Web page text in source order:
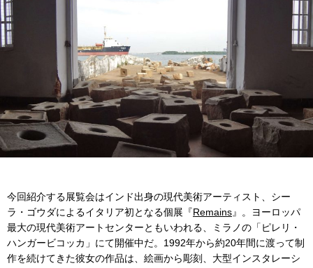
今回紹介する展覧会はインド出身の現代美術アーティスト、シー
ラ・ゴウダによるイタリア初となる個展『Remains』。ヨーロッパ
最大の現代美術アートセンターともいわれる、ミラノの「ピレリ・
ハンガービコッカ」にて開催中だ。1992年から約20年間に渡って制
作を続けてきた彼女の作品は、絵画から彫刻、大型インスタレーシ